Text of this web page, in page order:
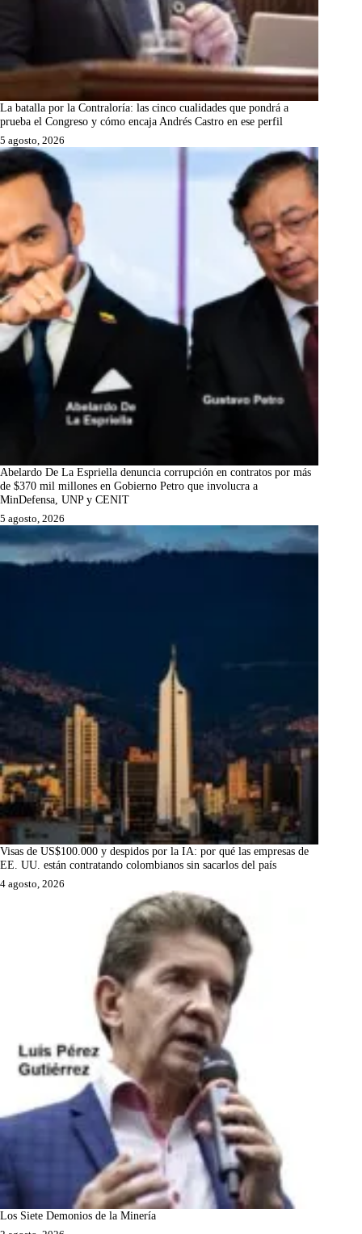
La batalla por la Contraloría: las cinco cualidades que pondrá a
prueba el Congreso y cómo encaja Andrés Castro en ese perfil
5 agosto, 2026
Abelardo De La Espriella denuncia corrupción en contratos por más
de $370 mil millones en Gobierno Petro que involucra a
MinDefensa, UNP y CENIT
5 agosto, 2026
Visas de US$100.000 y despidos por la IA: por qué las empresas de
EE. UU. están contratando colombianos sin sacarlos del país
4 agosto, 2026
Los Siete Demonios de la Minería